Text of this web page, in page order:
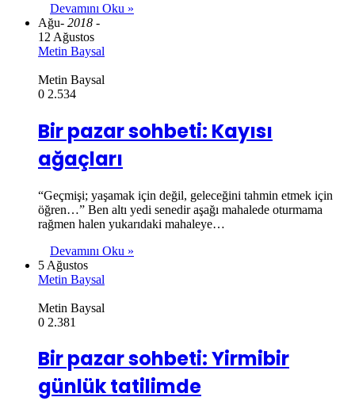
Devamını Oku »
Ağu- 2018 -
12 Ağustos
Metin Baysal
Metin Baysal
0 2.534
Bir pazar sohbeti: Kayısı
ağaçları
“Geçmişi; yaşamak için değil, geleceğini tahmin etmek için
öğren…” Ben altı yedi senedir aşağı mahalede oturmama
rağmen halen yukarıdaki mahaleye…
Devamını Oku »
5 Ağustos
Metin Baysal
Metin Baysal
0 2.381
Bir pazar sohbeti: Yirmibir
günlük tatilimde